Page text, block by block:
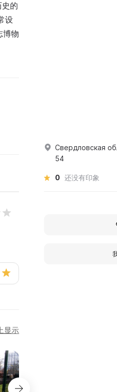
的
设
博物
显示
Свердловская
54
0 还没有印象